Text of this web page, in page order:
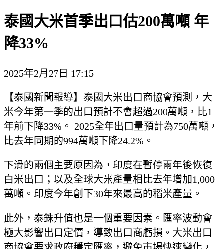
泰國大米首季出口估200萬噸 年
降33%
2025年2月27日 17:15
【泰國新聞報導】泰國大米出口商協會預測，大
米今年第一季的出口預計不會超過200萬噸，比1
年前下降33%。 2025全年出口量預計為750萬噸，
比去年同期的994萬噸下降24.2%。
下滑的兩個主要原因為，印度在暫停兩年後恢復
白米出口；以及全球大米產量相比去年增加1,000
萬噸。印度今年創下30年來最高的稻米產量。
此外，泰銖升值也是一個重要因素。匯率波動會
極大影響出口定價，導致出口商虧損。大米出口